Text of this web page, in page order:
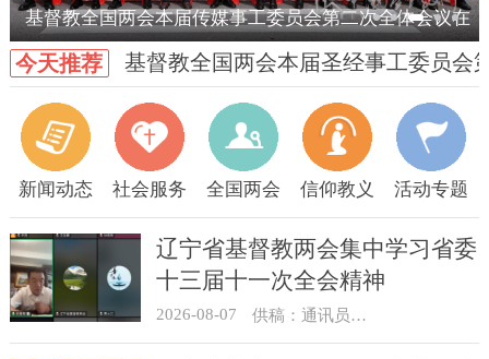
基督教全国两会本届传媒事工委员会第二次全体会议在
武汉召开
今天推荐 基督教全国两会本届圣经事工委员会
新闻动态 社会服务 全国两会 信仰教义 活动专题
辽宁省基督教两会集中学习省委
十三届十一次全会精神
2026-08-07 供稿：通讯员 顾利民